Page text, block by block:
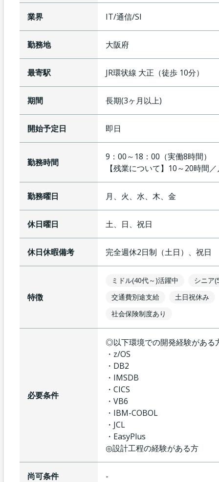
業界 IT/通信/SI
勤務地 大阪府
最寄駅 JR環状線 大正 （徒歩 10分）
期間 長期(3ヶ月以上)
開始予定日 即日
勤務時間
9：00～18：00（実働8時間
【残業について】 10～20時間
勤務曜日 月、火、水、木、金
休日曜日 土、日、祝日
休日休暇備考 完全週休2日制（土日）、祝日
特徴
ミドル(40代～)活躍中
シニア
交通費別途支給
土日祝休み
社会保険制度あり
必要条件
◎以下環境での開発経験がある
・z/OS
・DB2
・IMSDB
・CICS
・VB6
・IBM-COBOL
・JCL
・EasyPlus
◎設計工程の経験がある方
尚可条件 -